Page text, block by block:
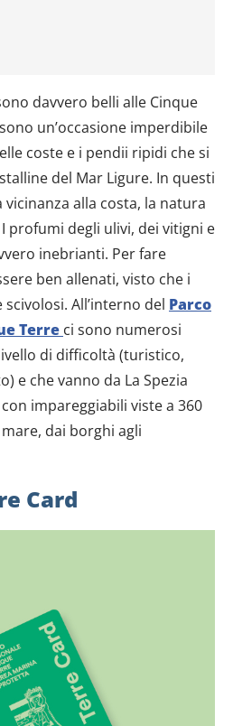
davvero belli alle Cinque
un’occasione imperdibile
coste e i pendii ripidi che si
del Mar Ligure. In questi
alla costa, la natura
profumi degli ulivi, dei vitigni e
inebrianti. Per fare
ben allenati, visto che i
All’interno del Parco
Terre ci sono numerosi
di difficoltà (turistico,
e che vanno da La Spezia
impareggiabili viste a 360
dai borghi agli
Card